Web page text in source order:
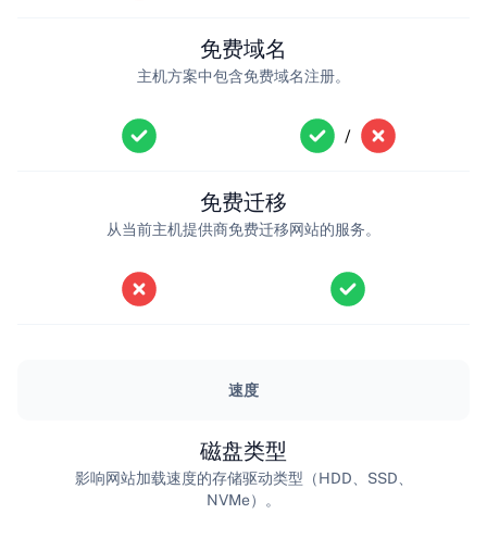
免费域名
主机方案中包含免费域名注册。
/
免费迁移
从当前主机提供商免费迁移网站的服务。
速度
磁盘类型
影响网站加载速度的存储驱动类型（HDD、SSD、
NVMe）。